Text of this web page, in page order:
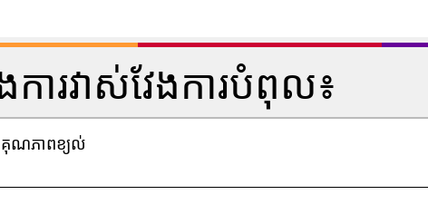
រវាស់វែងការបំពុល៖
គុណភាពខ្យល់